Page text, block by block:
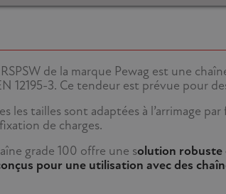
de la marque Pewag est une
12195-3. Ce tendeur est prévue pour
les tailles sont adaptées à l’arrimage
de charges.
grade 100 offre une solution robuste
pour une utilisation avec des